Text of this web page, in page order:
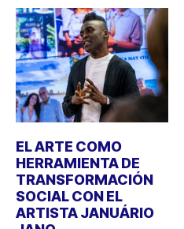
EL ARTE COMO
HERRAMIENTA DE
TRANSFORMACIÓN
SOCIAL CON EL
ARTISTA JANUÁRIO